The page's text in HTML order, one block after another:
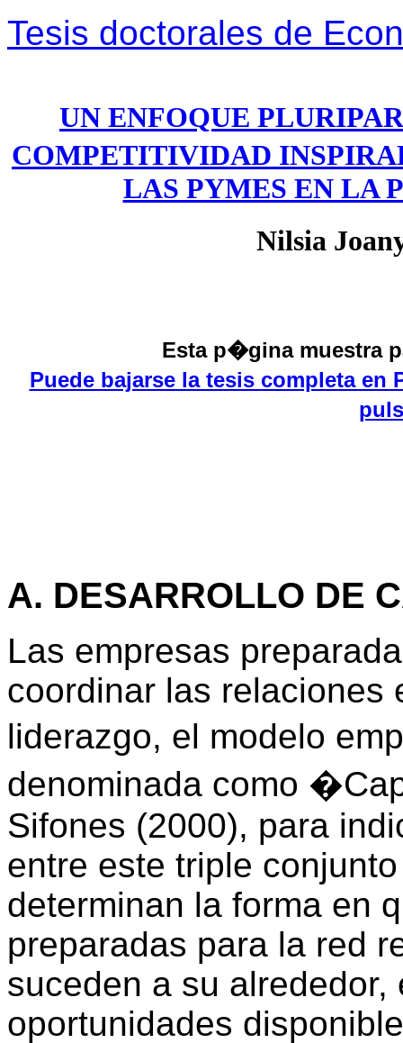
Tesis doctorales de
UN ENFOQUE
COMPETITIVIDAD
LAS PYMES EN LA
Nilsia
Esta p�gina muestra
Puede bajarse la tesis completa en
A. DESARROLLO DE
Las empresas
coordinar las relaciones
liderazgo, el modelo
denominada como
Sifones (2000), para
entre este triple
determinan la forma en
preparadas para la red
suceden a su
oportunidades